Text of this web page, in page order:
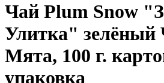
Чай Plum Snow
Улитка" зелёный
Мята, 100 г.
упаковка